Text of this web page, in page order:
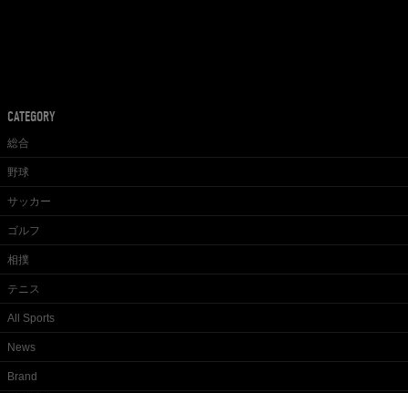
CATEGORY
総合
野球
サッカー
ゴルフ
相撲
テニス
All Sports
News
Brand